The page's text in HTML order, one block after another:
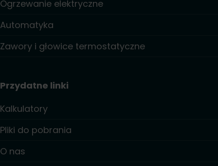
Ogrzewanie elektryczne
Automatyka
Zawory i głowice termostatyczne
Przydatne linki
Kalkulatory
Pliki do pobrania
O nas